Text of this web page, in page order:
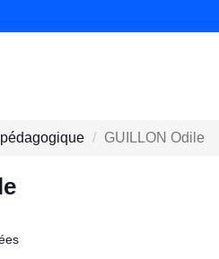
GUILLON Odile